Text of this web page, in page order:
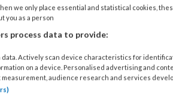
gecontroleerd
waaraan 16
de interventiegroep en 23 in
deelnamen. Bedrijfsartsen
vragenlijsten over
en vaardigheden en
we only place essential and statistical cookies,
you as a person
process data to provide:
data. Actively scan device characteristics for
on a device. Personalised advertising and
audience research and services